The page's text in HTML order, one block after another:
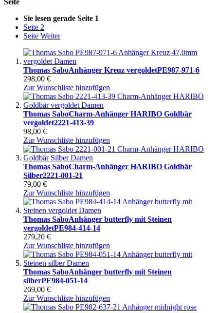
Sie lesen gerade Seite 1
Seite 2
Seite Weiter
Thomas SaboAnhänger Kreuz vergoldetPE987-971-6
298,00 €
Zur Wunschliste hinzufügen
Thomas SaboCharm-Anhänger HARIBO Goldbär
vergoldet2221-413-39
98,00 €
Zur Wunschliste hinzufügen
Thomas SaboCharm-Anhänger HARIBO Goldbär
Silber2221-001-21
79,00 €
Zur Wunschliste hinzufügen
Thomas SaboAnhänger butterfly mit Steinen
vergoldetPE984-414-14
279,20 €
Zur Wunschliste hinzufügen
Thomas SaboAnhänger butterfly mit Steinen
silberPE984-051-14
269,00 €
Zur Wunschliste hinzufügen